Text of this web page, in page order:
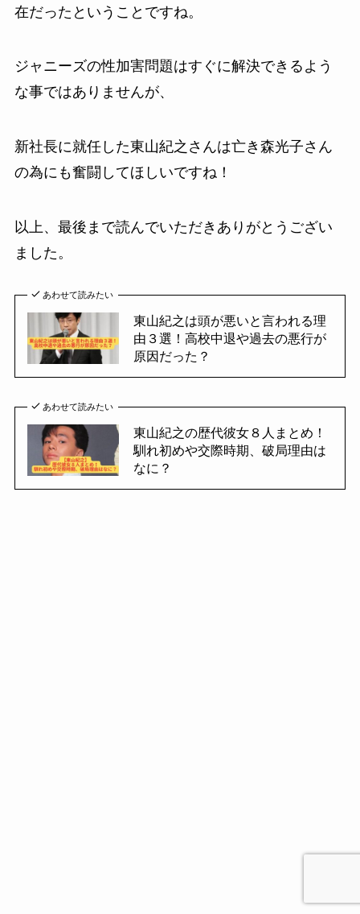
在だったということですね。
ジャニーズの性加害問題はすぐに解決できるよう
な事ではありませんが、
新社長に就任した東山紀之さんは亡き森光子さん
の為にも奮闘してほしいですね！
以上、最後まで読んでいただきありがとうござい
ました。
あわせて読みたい
東山紀之は頭が悪いと言われる理
由３選！高校中退や過去の悪行が
原因だった？
あわせて読みたい
東山紀之の歴代彼女８人まとめ！
馴れ初めや交際時期、破局理由は
なに？